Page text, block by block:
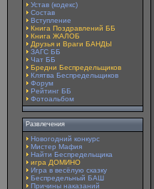
Устав (кодекс)
Состав
Вступление
Книга Поздравлений ББ
Книга ЖАЛОБ
Друзья и Враги БАНДЫ
ЗАГС ББ
Чат ББ
Бредни Беспредельщиков
Клятва Беспредельщиков
Форум
Рейтинг ББ
Фотоальбом
Развлечения
Новогодний конкурс
Мистер Мафия
Найти Беспредельщика
игра ДОМИНО
Игра в весёлую сказку
Беспредельный БАШ
Причины наказаний